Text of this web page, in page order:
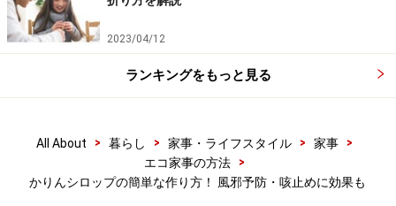
2023/04/12
ランキングをもっと見る
All About > 暮らし > 家事・ライフスタイル > 家事
>
エコ家事の方法
>
かりんシロップの簡単な作り方！ 風邪予防・咳止めに効果も